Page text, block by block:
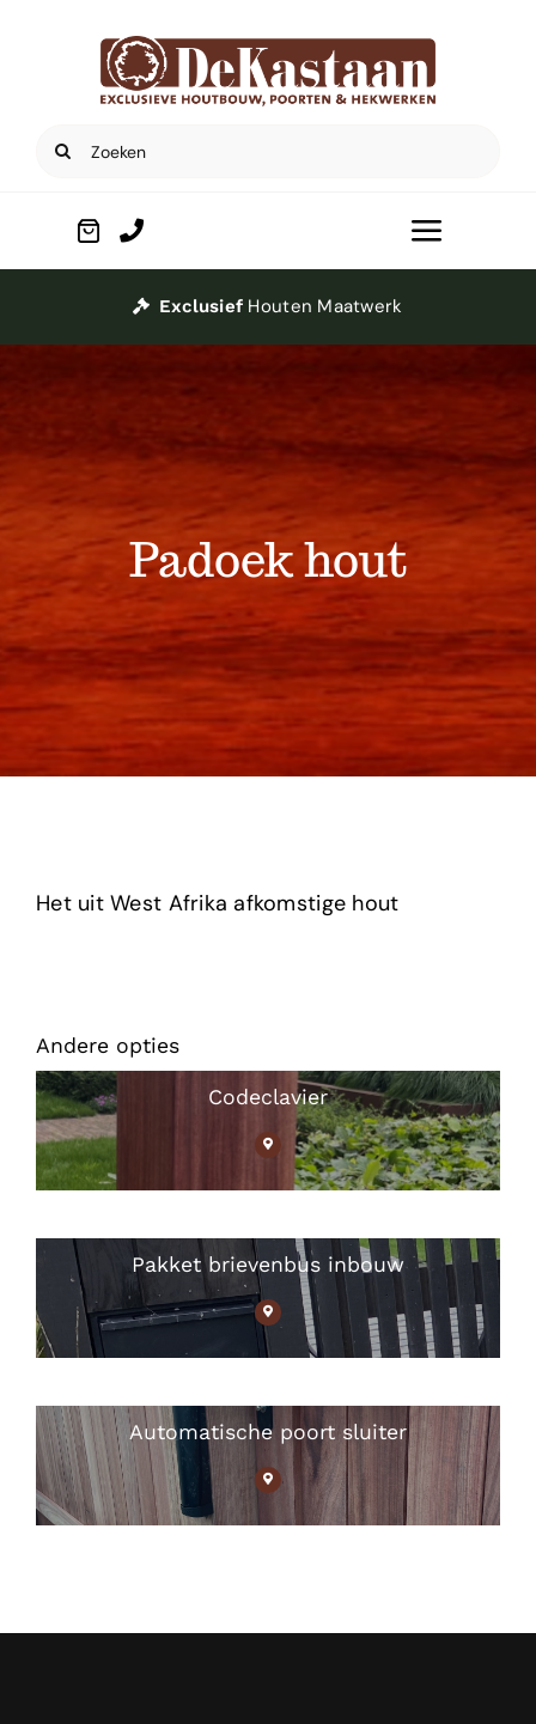
Zoeken
Toggle
Poorten
Houtbouw
Projecten
Contact
Exclusief Houten Maatwerk
Padoek hout
Het uit West Afrika afkomstige hout
Andere opties
Codeclavier
Pakket brievenbus inbouw
Automatische poort sluiter